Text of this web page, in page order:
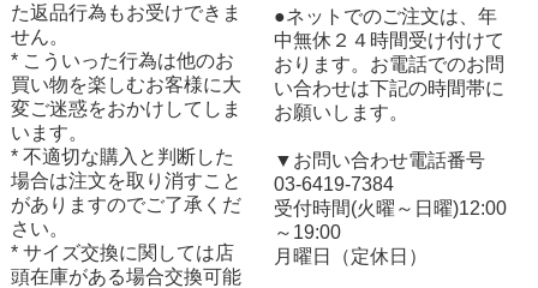
た返品行為もお受けできま
せん。
* こういった行為は他のお
買い物を楽しむお客様に大
変ご迷惑をおかけしてしま
います。
* 不適切な購入と判断した
場合は注文を取り消すこと
がありますのでご了承くだ
さい。
* サイズ交換に関しては店
頭在庫がある場合交換可能
●ネットでのご注文は、年
中無休２４時間受け付けて
おります。お電話でのお問
い合わせは下記の時間帯に
お願いします。
▼お問い合わせ電話番号
03-6419-7384
受付時間(火曜～日曜)12:00
～19:00
月曜日（定休日）